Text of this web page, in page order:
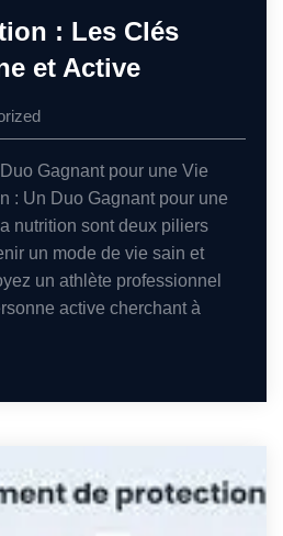
: Les Clés
et Active
Gagnant pour une Vie
: Un Duo Gagnant pour une
nutrition sont deux piliers
un mode de vie sain et
un athlète professionnel
active cherchant à